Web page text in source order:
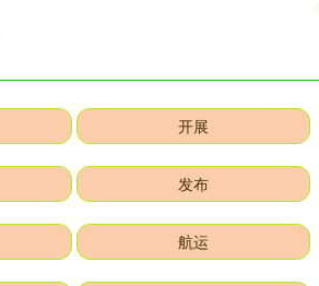
开展
发布
航运